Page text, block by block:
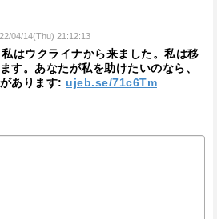
04/14(Thu) 21:12:13
はウクライナから来ました。私は移
す。あなたが私を助けたいのなら、
あります: ujeb.se/71c6Tm